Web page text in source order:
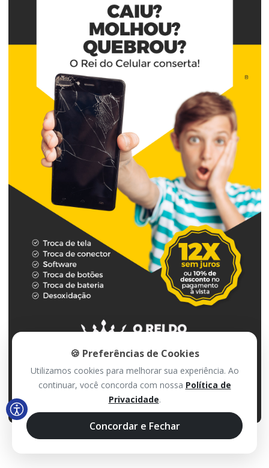
🍪 Preferências de Cookies
Utilizamos cookies para melhorar sua experiência. Ao
continuar, você concorda com nossa Política de
Privacidade.
Concordar e Fechar